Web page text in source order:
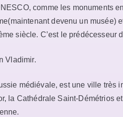
comme les
devenu un
siècle. C’est le prédécesseur
Vladimir.
médiévale, est une ville très
la Cathédrale Saint-Démétrios